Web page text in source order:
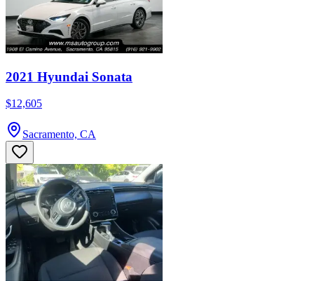
2021 Hyundai Sonata
$12,605
Sacramento, CA